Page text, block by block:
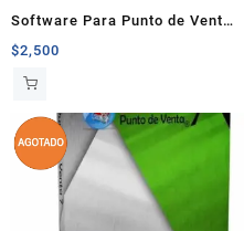
Software Para Punto de Venta
Dess 8, Vigencia 1 Año
$2,500